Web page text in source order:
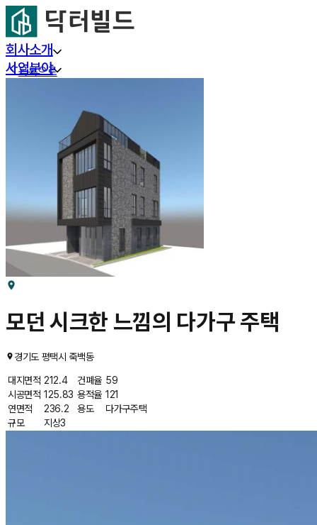
회사소개
사업분야
목록으로
모던 시크한 느낌의 다가구 주택
경기도 평택시 죽백동
대지면적 212.4 건폐율 59
시공면적 125.83 용적율 121
연면적
236.2 용도
다가구주택
규모
지상3